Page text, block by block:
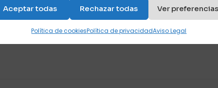
Aceptar todas Rechazar todas Ver preferencias
Política de cookiesPolítica de privacidadAviso Legal
cama hecha.
enMueble cama